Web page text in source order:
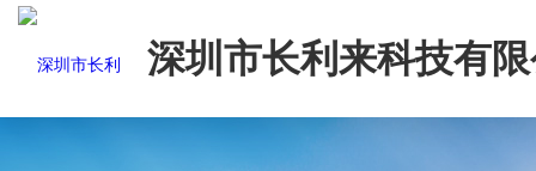
深圳市长利来科技有